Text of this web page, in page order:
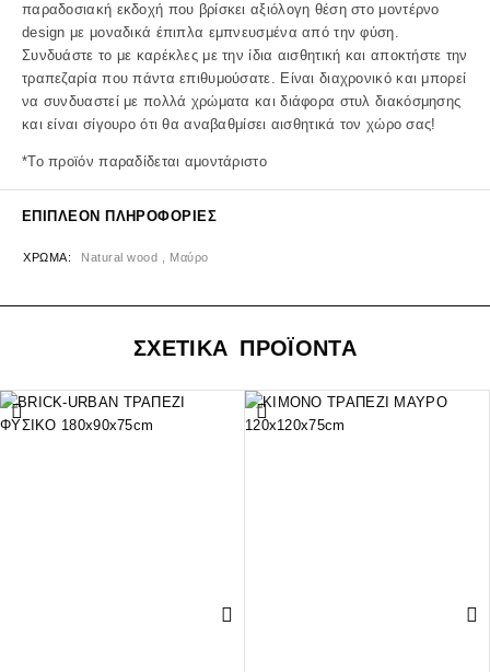
παραδοσιακή εκδοχή που βρίσκει αξιόλογη θέση στο μοντέρνο
design με μοναδικά έπιπλα εμπνευσμένα από την φύση.
Συνδυάστε τo με καρέκλες με την ίδια αισθητική και αποκτήστε την
τραπεζαρία που πάντα επιθυμούσατε. Είναι διαχρονικό και μπορεί
να συνδυαστεί με πολλά χρώματα και διάφορα στυλ διακόσμησης
και είναι σίγουρο ότι θα αναβαθμίσει αισθητικά τον χώρο σας!
*To προϊόν παραδίδεται αμοντάριστο
ΕΠΙΠΛΈΟΝ ΠΛΗΡΟΦΟΡΊΕΣ
ΧΡΏΜΑ Natural wood , Μαύρο
ΣΧΕΤΙΚΑ ΠΡΟΪΟΝΤΑ